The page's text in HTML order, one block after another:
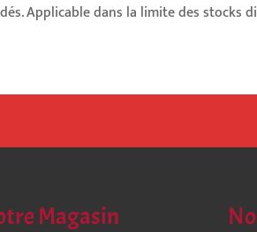
Applicable dans la limite des stocks
Magasin